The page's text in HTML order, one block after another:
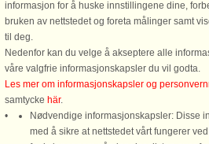
600 m til kyst.
Skanlux wellness-sommerhus
indrettet med moderne møblering og
personligt hyggeligt. I
aktivitetsrummet kan der spilles
bordfodbold, billard, elektronisk dart
og bordtennis. Der er 2
badeværelser, der er ...
informasjon for å huske innstillingene dine,
bruken av nettstedet og foreta målinger samt
til deg.
Nedenfor kan du velge å akseptere alle
våre valgfrie informasjonskapsler du vil godta.
Les mer om informasjonskapsler og
samtycke här.
Nødvendige informasjonskapsler: Disse
med å sikre at nettstedet vårt fungerer